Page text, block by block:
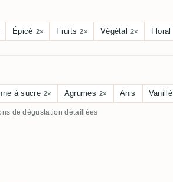
Épicé 2× Fruits 2× Végétal 2× Floral
à sucre 2× Agrumes 2× Anis Vanillé
de dégustation détaillées